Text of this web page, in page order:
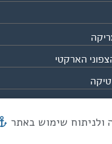
הארקטי
מייל mail@eco.co.il